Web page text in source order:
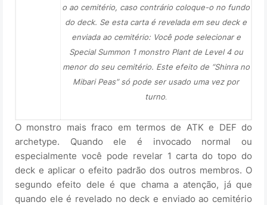
o ao cemitério, caso contrário coloque-o no fundo
do deck. Se esta carta é revelada em seu deck e
enviada ao cemitério: Você pode selecionar e
Special Summon 1 monstro Plant de Level 4 ou
menor do seu cemitério. Este efeito de “Shinra no
Mibari Peas” só pode ser usado uma vez por
turno
O monstro mais fraco em termos de ATK e DEF do
archetype. Quando ele é invocado normal ou
especialmente você pode revelar 1 carta do topo do
deck e aplicar o efeito padrão dos outros membros. O
segundo efeito dele é que chama a atenção, já que
quando ele é revelado no deck e enviado ao cemitério